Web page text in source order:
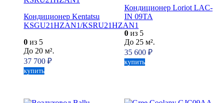
Кондиционер Kentatsu
KSGU21HZAN1/KSRU21HZAN1
0 из 5
До 20 м².
37 700 ₽
купить
Кондиционер Loriot LAC-
IN 09TA
0из 5
До 25 м².
35 600 ₽
купить